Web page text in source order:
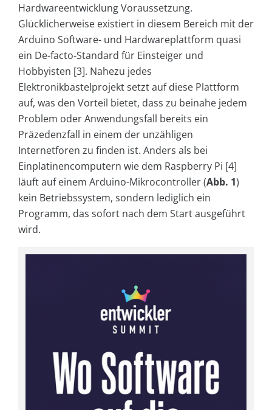
Hardwareentwicklung Voraussetzung.
Glücklicherweise existiert in diesem Bereich mit der
Arduino Software- und Hardwareplattform quasi
ein De-facto-Standard für Einsteiger und
Hobbyisten [3]. Nahezu jedes
Elektronikbastelprojekt setzt auf diese Plattform
auf, was den Vorteil bietet, dass zu beinahe jedem
Problem oder Anwendungsfall bereits ein
Präzedenzfall in einem der unzähligen
Internetforen zu finden ist. Anders als bei
Einplatinencomputern wie dem Raspberry Pi [4]
läuft auf einem Arduino-Mikrocontroller (Abb. 1)
kein Betriebssystem, sondern lediglich ein
Programm, das sofort nach dem Start ausgeführt
wird.